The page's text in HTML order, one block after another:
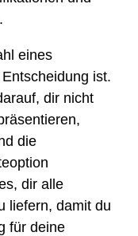
eines
ist.
dir nicht
die
dir alle
liefern, damit du
für deine